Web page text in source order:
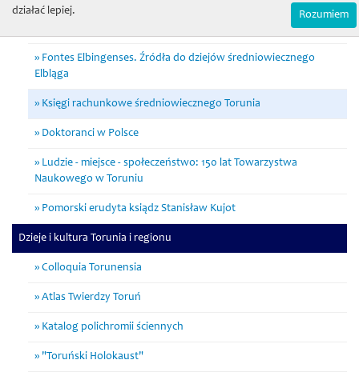
Zapomniany Krajobraz. W poszukiwaniu dziedzictwa
Fontes Elbingenses. Źródła do dziejów średniowiecznego
Elbląga
Księgi rachunkowe średniowiecznego Torunia
Doktoranci w Polsce
Ludzie - miejsce - społeczeństwo: 150 lat Towarzystwa
Naukowego w Toruniu
Pomorski erudyta ksiądz Stanisław Kujot
Dzieje i kultura Torunia i regionu
Colloquia Torunensia
Atlas Twierdzy Toruń
Katalog polichromii ściennych
"Toruński Holokaust"
działać lepiej.
Rozumiem